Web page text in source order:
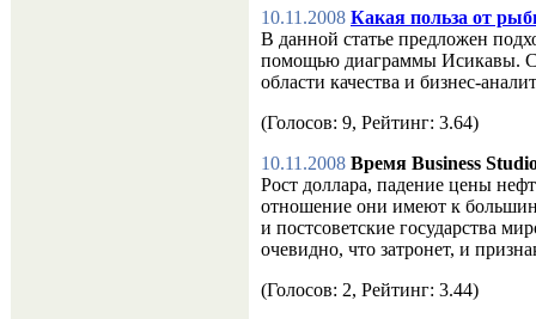
10.11.2008 Какая польза от
В данной статье предложен
помощью диаграммы Исикавы.
области качества и бизнес-
(Голосов: 9, Рейтинг: 3.64)
10.11.2008 Время Business
Рост доллара, падение цены
отношение они имеют к
и постсоветские государства
очевидно, что затронет, и
(Голосов: 2, Рейтинг: 3.44)